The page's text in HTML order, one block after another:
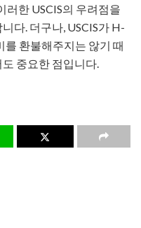
러한 USCIS의 우려점을
다. 더구나, USCIS가 H-
환불해주지는 않기 때
중요한 점입니다.